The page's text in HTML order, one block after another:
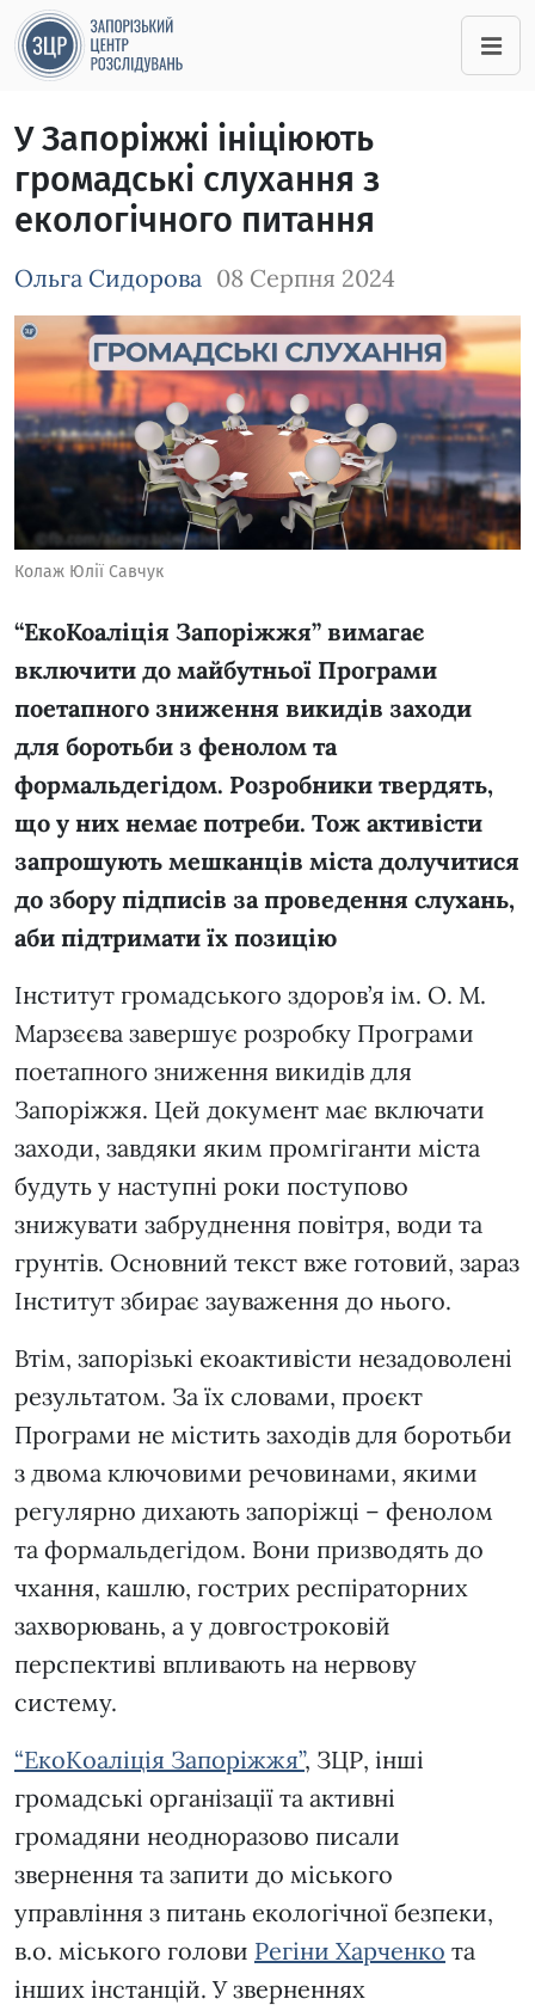
У Запоріжжі ініціюють
громадські слухання з
екологічного питання
Ольга Сидорова 08 Серпня 2024
Зображення завантажується
Колаж Юлії Савчук
“ЕкоКоаліція Запоріжжя” вимагає
включити до майбутньої Програми
поетапного зниження викидів заходи
для боротьби з фенолом та
формальдегідом. Розробники твердять,
що у них немає потреби. Тож активісти
запрошують мешканців міста долучитися
до збору підписів за проведення слухань,
аби підтримати їх позицію
Інститут громадського здоров’я ім. О. М.
Марзєєва завершує розробку Програми
поетапного зниження викидів для
Запоріжжя. Цей документ має включати
заходи, завдяки яким промгіганти міста
будуть у наступні роки поступово
знижувати забруднення повітря, води та
грунтів. Основний текст вже готовий, зараз
Інститут збирає зауваження до нього.
Втім, запорізькі екоактивісти незадоволені
результатом. За їх словами, проєкт
Програми не містить заходів для боротьби
з двома ключовими речовинами, якими
регулярно дихають запоріжці – фенолом
та формальдегідом. Вони призводять до
чхання, кашлю, гострих респіраторних
захворювань, а у довгостроковій
перспективі впливають на нервову
систему.
“ЕкоКоаліція Запоріжжя”, ЗЦР, інші
громадські організації та активні
громадяни неодноразово писали
звернення та запити до міського
управління з питань екологічної безпеки,
в.о. міського голови Регіни Харченко та
інших інстанцій. У зверненнях